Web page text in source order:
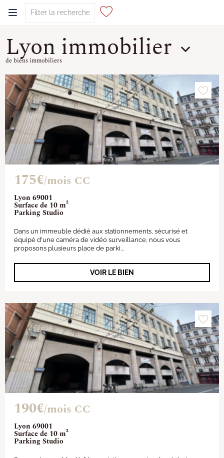
Lyon immobilier
de biens immobiliers
Lyon 69001
Surface de 10 m²
Parking Studio
175€/mois CC
Dans un immeuble dédié aux stationnements, sécurisé et
équipé d'une caméra de vidéo surveillance, nous vous
proposons plusieurs place de parki...
VOIR LE BIEN
Lyon 69001
Surface de 10 m²
Parking Studio
190€/mois CC